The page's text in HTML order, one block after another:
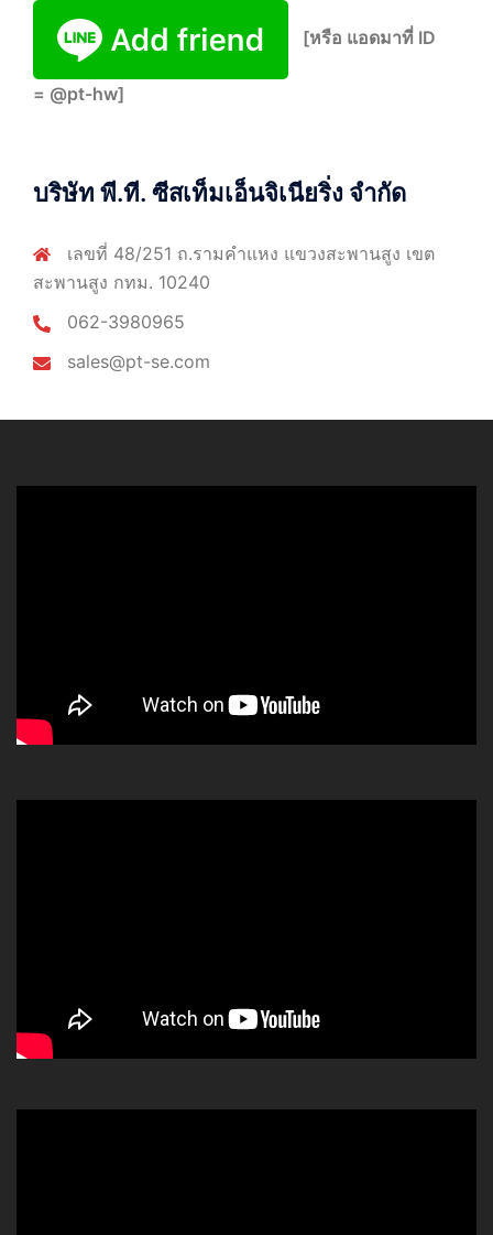
[หรือ แอดมาที่ ID
= @pt-hw]
บริษัท พี.ที. ซีสเท็มเอ็นจิเนียริ่ง จำกัด
เลขที่ 48/251 ถ.รามคำแหง แขวงสะพานสูง เขต
สะพานสูง กทม. 10240
062-3980965
sales@pt-se.com